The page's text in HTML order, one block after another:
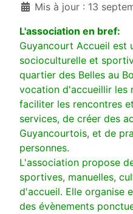
Mis à jour : 13
L'association en bref:
Guyancourt Accueil est
socioculturelle et
quartier des Belles au
vocation d'accueillir les
faciliter les rencontres
services, de créer des
Guyancourtois, et de
personnes.
L'association propose
sportives, manuelles,
d'accueil. Elle organise
des évènements